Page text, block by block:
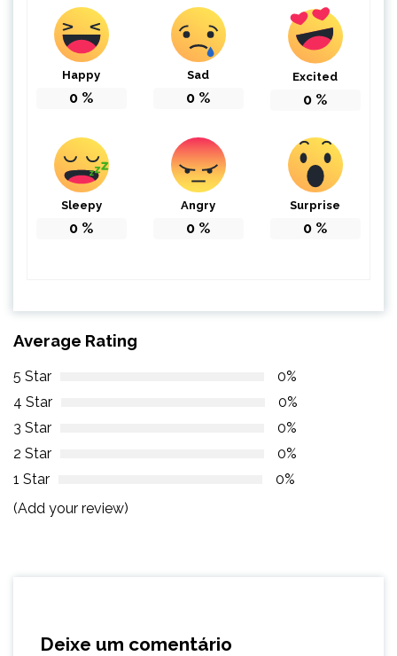
Happy
0 %
Sad
0 %
Excited
0 %
Sleepy
0 %
Angry
0 %
Surprise
0 %
Average Rating
5 Star
0%
4 Star
0%
3 Star
0%
2 Star
0%
1 Star
0%
(Add your review)
Deixe um comentário